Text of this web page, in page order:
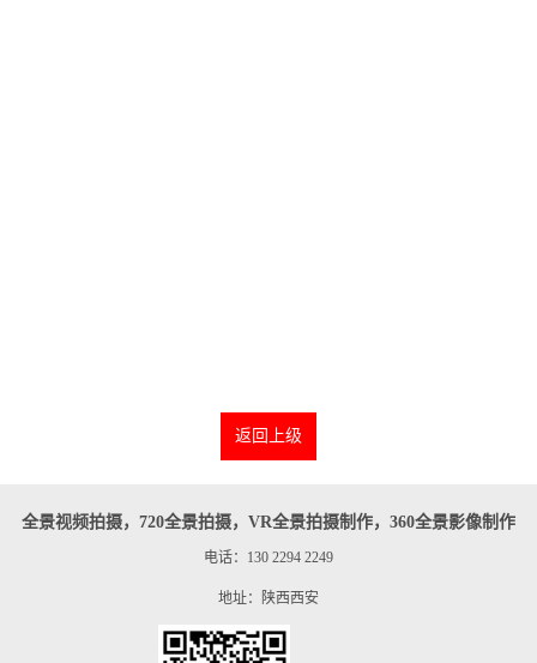
返回上级
全景视频拍摄，720全景拍摄，VR全景拍摄制作，360全景影像制作
电话：130 2294 2249
地址：陕西西安